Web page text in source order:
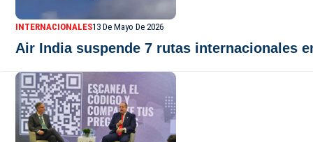
INTERNACIONALES13 De Mayo De 2026
Air India suspende 7 rutas internacionales